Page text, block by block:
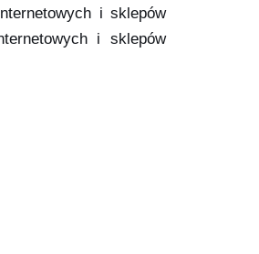
i sklepów
i sklepów